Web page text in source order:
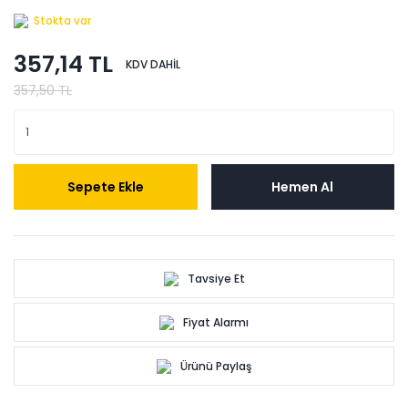
Stokta var
357,14 TL KDV DAHİL
357,50 TL
Sepete Ekle Hemen Al
Tavsiye Et
Fiyat Alarmı
Ürünü Paylaş